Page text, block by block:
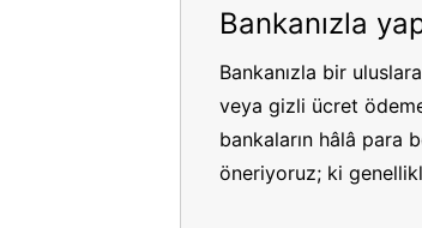
Bankanızla
Bankanızla bir
veya gizli ücret
bankaların hâlâ para
öneriyoruz; ki